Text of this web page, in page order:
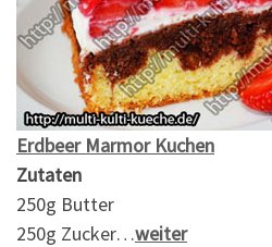
Erdbeer Marmor Kuchen
Zutaten
250g Butter
250g Zucker…weiter